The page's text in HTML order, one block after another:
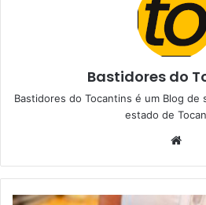
Bastidores do
Bastidores do Tocantins é um Blog
estado de
b
s